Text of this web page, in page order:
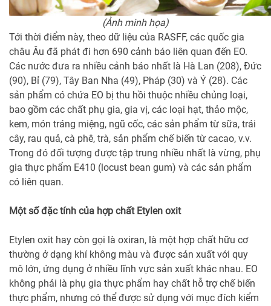
(Ảnh minh họa)
Tới thời điểm này, theo dữ liệu của RASFF, các quốc gia
châu Âu đã phát đi hơn 690 cảnh báo liên quan đến EO.
Các nước đưa ra nhiều cảnh báo nhất là Hà Lan (208), Đức
(90), Bỉ (79), Tây Ban Nha (49), Pháp (30) và Ý (28). Các
sản phẩm có chứa EO bị thu hồi thuộc nhiều chủng loại,
bao gồm các chất phụ gia, gia vị, các loại hạt, thảo mộc,
kem, món tráng miệng, ngũ cốc, các sản phẩm từ sữa, trái
cây, rau quả, cà phê, trà, sản phẩm chế biến từ cacao, v.v.
Trong đó đối tượng được tập trung nhiều nhất là vừng, phụ
gia thực phẩm E410 (locust bean gum) và các sản phẩm
có liên quan.
Một số đặc tính của hợp chất Etylen oxit
Etylen oxit hay còn gọi là oxiran, là một hợp chất hữu cơ
thường ở dạng khí không màu và được sản xuất với quy
mô lớn, ứng dụng ở nhiều lĩnh vực sản xuất khác nhau. EO
không phải là phụ gia thực phẩm hay chất hỗ trợ chế biến
thực phẩm, nhưng có thể được sử dụng với mục đích kiểm